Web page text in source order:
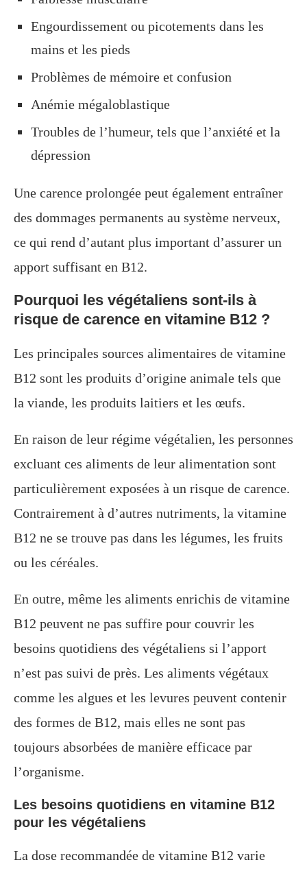
Engourdissement ou picotements dans les
mains et les pieds
Problèmes de mémoire et confusion
Anémie mégaloblastique
Troubles de l’humeur, tels que l’anxiété et la
dépression
Une carence prolongée peut également entraîner
des dommages permanents au système nerveux,
ce qui rend d’autant plus important d’assurer un
apport suffisant en B12.
Pourquoi les végétaliens sont-ils à
risque de carence en vitamine B12 ?
Les principales sources alimentaires de vitamine
B12 sont les produits d’origine animale tels que
la viande, les produits laitiers et les œufs.
En raison de leur régime végétalien, les personnes
excluant ces aliments de leur alimentation sont
particulièrement exposées à un risque de carence.
Contrairement à d’autres nutriments, la vitamine
B12 ne se trouve pas dans les légumes, les fruits
ou les céréales.
En outre, même les aliments enrichis de vitamine
B12 peuvent ne pas suffire pour couvrir les
besoins quotidiens des végétaliens si l’apport
n’est pas suivi de près. Les aliments végétaux
comme les algues et les levures peuvent contenir
des formes de B12, mais elles ne sont pas
toujours absorbées de manière efficace par
l’organisme.
Les besoins quotidiens en vitamine B12
pour les végétaliens
La dose recommandée de vitamine B12 varie